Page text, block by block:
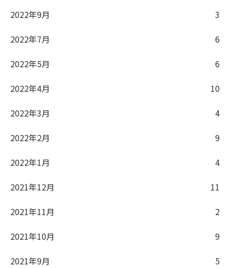
2022年9月
3
2022年7月
6
2022年5月
6
2022年4月
10
2022年3月
4
2022年2月
9
2022年1月
4
2021年12月
11
2021年11月
2
2021年10月
9
2021年9月
5